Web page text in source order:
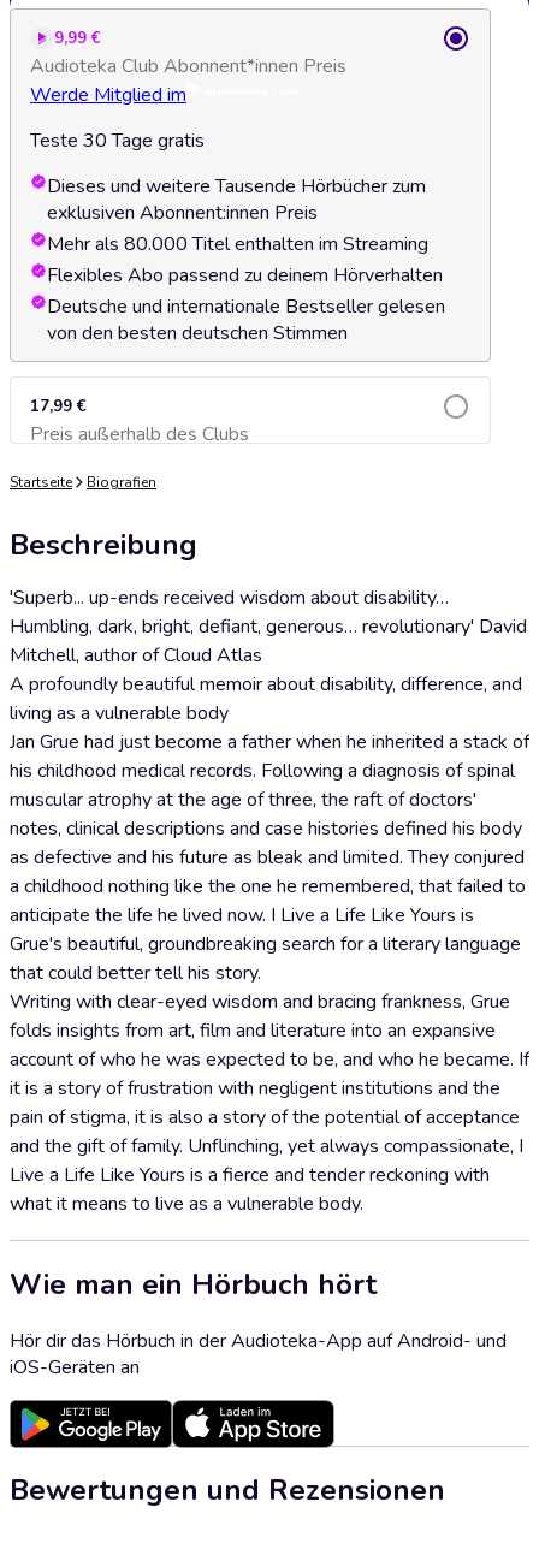
9,99 €
Audioteka Club Abonnent*innen Preis
Werde Mitglied im
Teste 30 Tage gratis
Dieses und weitere Tausende Hörbücher zum
exklusiven Abonnent:innen Preis
Mehr als 80.000 Titel enthalten im Streaming
Flexibles Abo passend zu deinem Hörverhalten
Deutsche und internationale Bestseller gelesen
von den besten deutschen Stimmen
17,99 €
Preis außerhalb des ClubsZum Warenkorb hinzufügen
Startseite Biografien
Beschreibung
'Superb... up-ends received wisdom about disability…
Humbling, dark, bright, defiant, generous… revolutionary' David
Mitchell, author of Cloud Atlas
A profoundly beautiful memoir about disability, difference, and
living as a vulnerable body
Jan Grue had just become a father when he inherited a stack of
his childhood medical records. Following a diagnosis of spinal
muscular atrophy at the age of three, the raft of doctors'
notes, clinical descriptions and case histories defined his body
as defective and his future as bleak and limited. They conjured
a childhood nothing like the one he remembered, that failed to
anticipate the life he lived now. I Live a Life Like Yours is
Grue's beautiful, groundbreaking search for a literary language
that could better tell his story.
Writing with clear-eyed wisdom and bracing frankness, Grue
folds insights from art, film and literature into an expansive
account of who he was expected to be, and who he became. If
it is a story of frustration with negligent institutions and the
pain of stigma, it is also a story of the potential of acceptance
and the gift of family. Unflinching, yet always compassionate, I
Live a Life Like Yours is a fierce and tender reckoning with
what it means to live as a vulnerable body.
Wie man ein Hörbuch hört
Hör dir das Hörbuch in der Audioteka-App auf Android- und
iOS-Geräten an
Bewertungen und Rezensionen